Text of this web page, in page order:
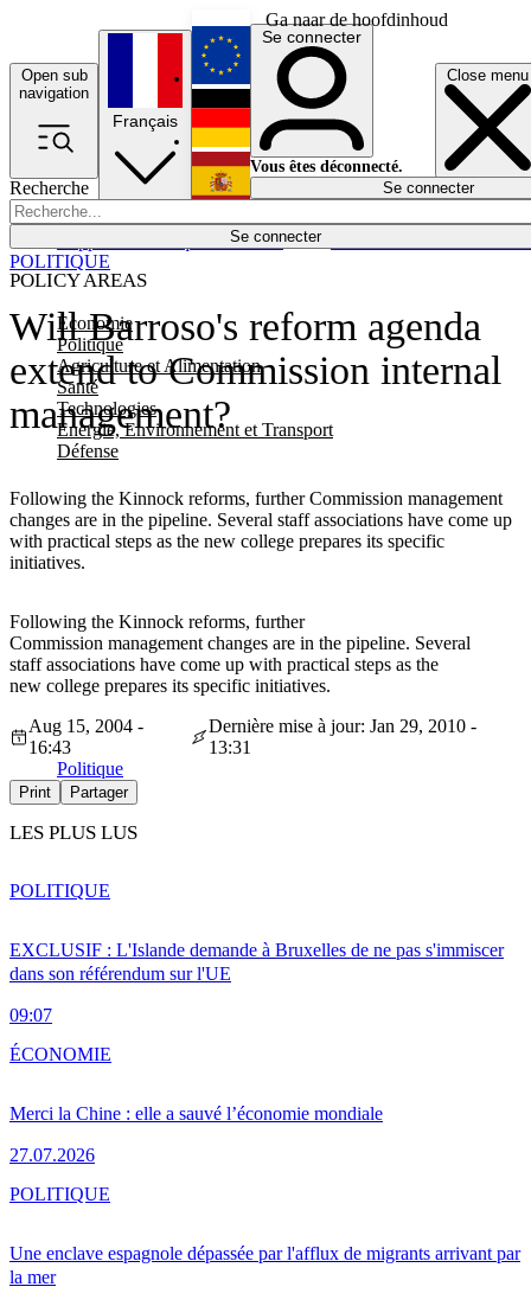
Ga naar de hoofdinhoud
Open sub
navigation
Close menu
Recherche
Se connecter
POLICY AREAS
Economie
Politique
Agriculture et Alimentation
Santé
Technologies
Energie, Environnement et Transport
Défense
Économie
Français
English
Deutsch
Español
Se connecter
Vous êtes déconnecté.
Se connecter
Will Barroso's reform agenda
extend to Commission internal
management?
Following the Kinnock reforms, further Commission management
changes are in the pipeline. Several staff associations have come up
with practical steps as the new college prepares its specific
initiatives.
POLITIQUE
Following the Kinnock reforms, further
Commission management changes are in the pipeline. Several
staff associations have come up with practical steps as the
new college prepares its specific initiatives.
Aug 15, 2004 -
16:43
Dernière mise à jour: Jan 29, 2010 -
13:31
Politique
Print Partager
LES PLUS LUS
EXCLUSIF : L'Islande demande à Bruxelles de ne pas s'immiscer
dans son référendum sur l'UE
09:07
POLITIQUE
Merci la Chine : elle a sauvé l’économie mondiale
27.07.2026
ÉCONOMIE
Une enclave espagnole dépassée par l'afflux de migrants arrivant par
la mer
POLITIQUE